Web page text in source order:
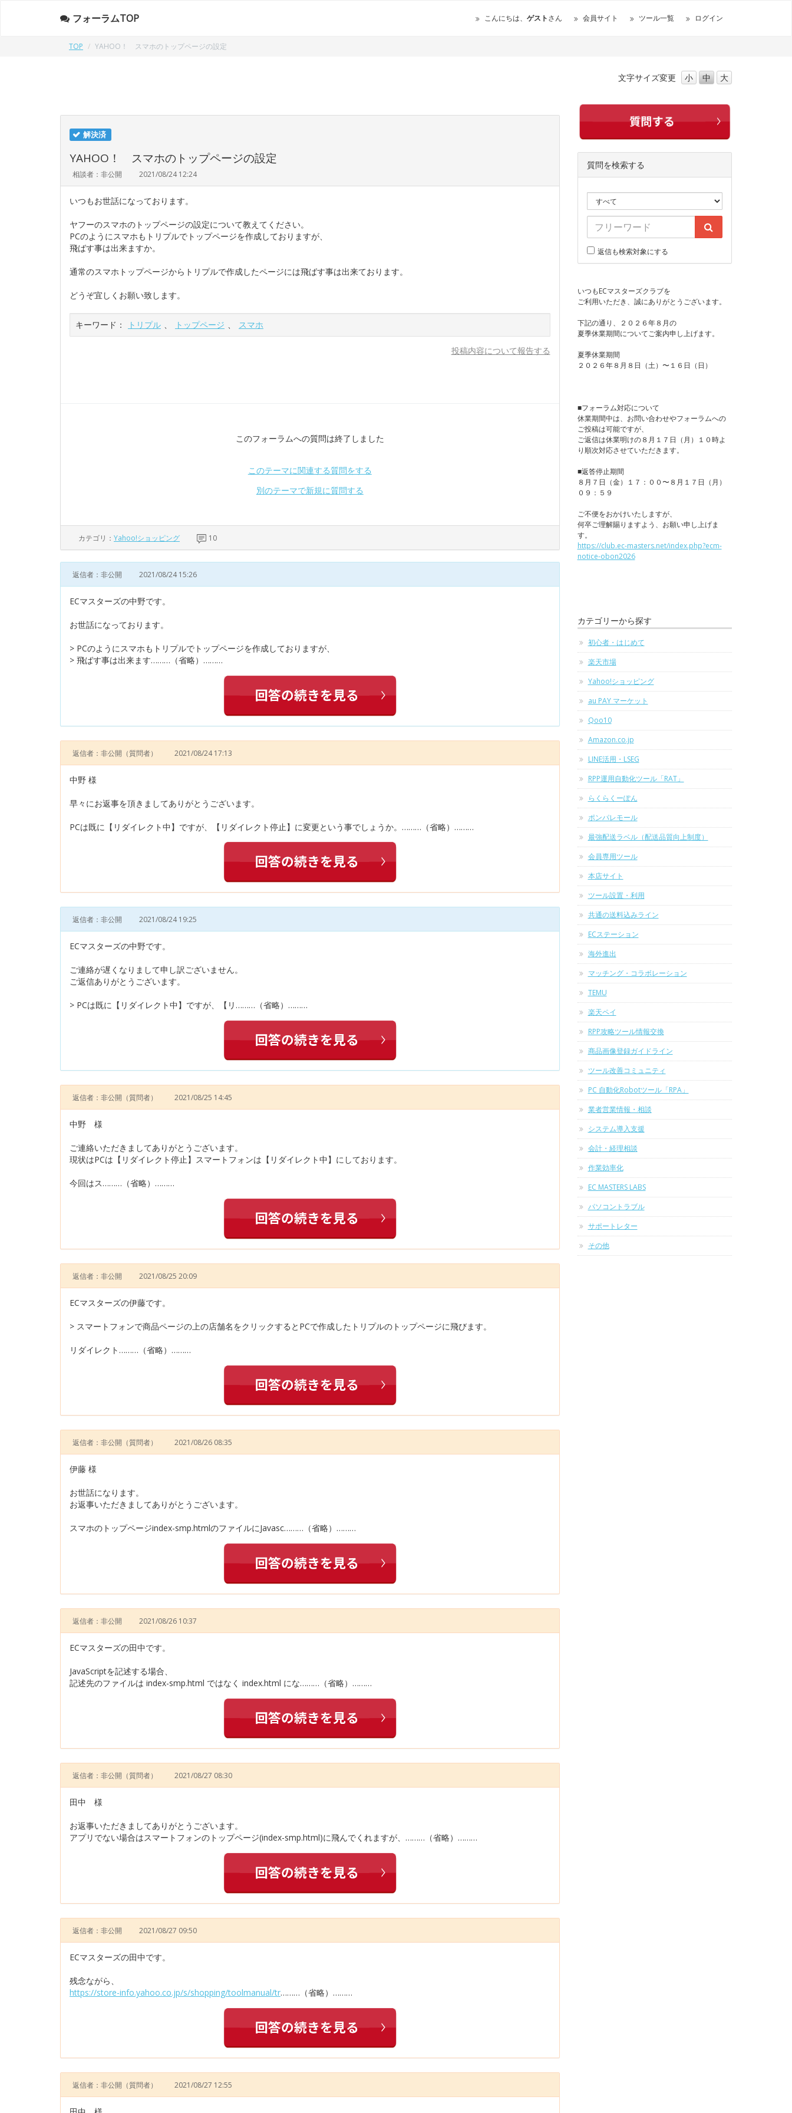
フォーラムTOP こんにちは、 ゲストさん 会員サイト ツール一覧 ログイン
TOP YAHOO！ スマホのトップページの設定
文字サイズ変更 小 中 大
解決済
YAHOO！ スマホのトップページの設定
相談者：非公開 2021/08/24 12:24
いつもお世話になっております。
ヤフーのスマホのトップページの設定について教えてください。
PCのようにスマホもトリプルでトップページを作成しておりますが、
飛ばす事は出来ますか。
通常のスマホトップページからトリプルで作成したページには飛ばす事は出来ております。
どうぞ宜しくお願い致します。
キーワード： トリプル 、 トップページ 、 スマホ
投稿内容について報告する
このフォーラムへの質問は終了しました
このテーマに関連する質問をする
別のテーマで新規に質問する
カテゴリ： Yahoo!ショッピング 10
返信者：非公開 2021/08/24 15:26
ECマスターズの中野です。
お世話になっております。
> PCのようにスマホもトリプルでトップページを作成しておりますが、
> 飛ばす事は出来ます………（省略）………
返信者：非公開 （質問者） 2021/08/24 17:13
中野 様
早々にお返事を頂きましてありがとうございます。
PCは既に【リダイレクト中】ですが、【リダイレクト停止】に変更という事でしょうか。………（省略）………
返信者：非公開 2021/08/24 19:25
ECマスターズの中野です。
ご連絡が遅くなりまして申し訳ございません。
ご返信ありがとうございます。
> PCは既に【リダイレクト中】ですが、【リ………（省略）………
返信者：非公開 （質問者） 2021/08/25 14:45
中野 様
ご連絡いただきましてありがとうございます。
現状はPCは【リダイレクト停止】スマートフォンは【リダイレクト中】にしております。
今回はス………（省略）………
返信者：非公開 2021/08/25 20:09
ECマスターズの伊藤です。
> スマートフォンで商品ページの上の店舗名をクリックするとPCで作成したトリプルのトップページに飛びます。
リダイレクト………（省略）………
返信者：非公開 （質問者） 2021/08/26 08:35
伊藤 様
お世話になります。
お返事いただきましてありがとうございます。
スマホのトップページindex-smp.htmlのファイルにJavasc………（省略）………
返信者：非公開 2021/08/26 10:37
ECマスターズの田中です。
JavaScriptを記述する場合、
記述先のファイルは index-smp.html ではなく index.html にな………（省略）………
返信者：非公開 （質問者） 2021/08/27 08:30
田中 様
お返事いただきましてありがとうございます。
アプリでない場合はスマートフォンのトップページ(index-smp.html)に飛んでくれますが、………（省略）………
返信者：非公開 2021/08/27 09:50
ECマスターズの田中です。
残念ながら、
https://store-info.yahoo.co.jp/s/shopping/toolmanual/tr………（省略）………
返信者：非公開 （質問者） 2021/08/27 12:55
質問を検索する
返信も検索対象にする
いつもECマスターズクラブを
ご利用いただき、誠にありがとうございます。
下記の通り、２０２６年８月の
夏季休業期間についてご案内申し上げます。
夏季休業期間
２０２６年８月８日（土）〜１６日（日）
■フォーラム対応について
休業期間中は、お問い合わせやフォーラムへの
ご投稿は可能ですが、
ご返信は休業明けの８月１７日（月）１０時よ
り順次対応させていただきます。
■返答停止期間
８月７日（金）１７：００〜８月１７日（月）
０９：５９
ご不便をおかけいたしますが、
何卒ご理解賜りますよう、お願い申し上げま
す。
https://club.ec-masters.net/index.php?ecm-
notice-obon2026
カテゴリーから探す
初心者・はじめて
楽天市場
Yahoo!ショッピング
au PAY マーケット
Qoo10
Amazon.co.jp
LINE活用・LSEG
RPP運用自動化ツール「RAT」
らくらくーぽん
ポンパレモール
最強配送ラベル（配送品質向上制度）
会員専用ツール
本店サイト
ツール設置・利用
共通の送料込みライン
ECステーション
海外進出
マッチング・コラボレーション
TEMU
楽天ペイ
RPP攻略ツール情報交換
商品画像登録ガイドライン
ツール改善コミュニティ
PC 自動化Robotツール「RPA」
業者営業情報・相談
システム導入支援
会計・経理相談
作業効率化
EC MASTERS LABS
パソコントラブル
サポートレター
その他